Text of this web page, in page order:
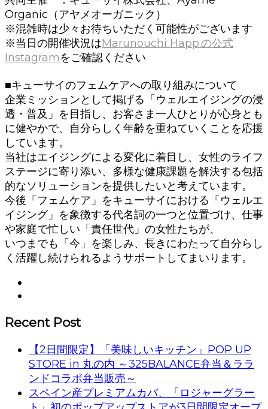
Organic（アヤメオーガニック）
※混雑時は少々お待ちいただく可能性がございます
※当日の開催状況はMarunouchi Happ.の公式
Instagramをご確認ください
■キューサイのフェムケアへの取り組みについて
企業ミッションとして掲げる「ウェルエイジングの浸
透・普及」を目指し、お客さま一人ひとりが心身とも
に健やかで、自分らしく年齢を重ねていくことを応援
しています。
当社はエイジングによる変化に着目し、女性のライフ
ステージに寄り添い、多様な健康課題を解決する包括
的なソリューションを提供したいと考えています。
今後「フェムケア」をキューサイにおける「ウェルエ
イジング」を象徴する代名詞の一つと位置づけ、仕事
や家庭で忙しい「責任世代」の女性たちが、
いつまでも「今」を楽しみ、長きにわたって自分らし
く活躍し続けられるようサポートしてまいります。
Recent Post
【2日間限定】「美味しいキッチン」POP UP
STORE in 丸の内 ～325BALANCE弁当＆ララ
ンドコラボ弁当販売～
スペイン産プレミアムカバ、「ロジャーグラー